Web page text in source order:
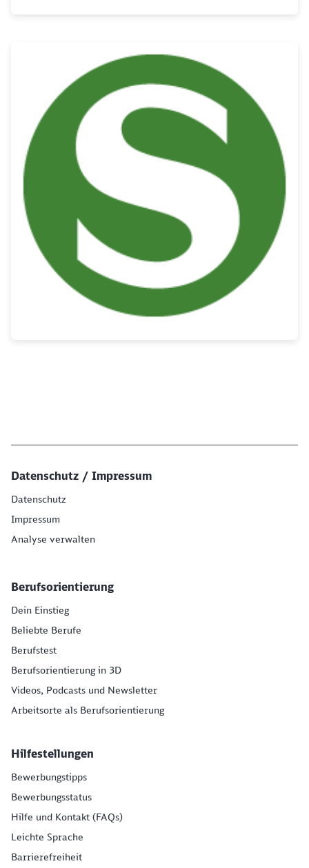
Datenschutz / Impressum
Datenschutz
Impressum
Analyse verwalten
Berufsorientierung
Dein Einstieg
Beliebte Berufe
Berufstest
Berufsorientierung in 3D
Videos, Podcasts und Newsletter
Arbeitsorte als Berufsorientierung
Hilfestellungen
Bewerbungstipps
Bewerbungsstatus
Hilfe und Kontakt (FAQs)
Leichte Sprache
Barrierefreiheit